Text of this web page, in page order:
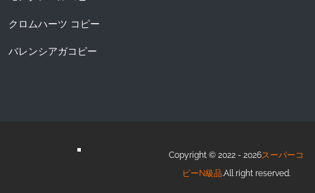
クロムハーツ コピー
バレンシアガコピー
Copyright © 2022 - 2026スーパーコ
ピーN級品.All right reserved.